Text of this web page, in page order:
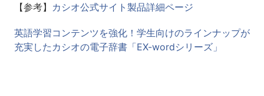
【参考】 カシオ公式サイト製品詳細ページ
英語学習コンテンツを強化！学生向けのラインナップが
充実したカシオの電子辞書「EX-wordシリーズ」